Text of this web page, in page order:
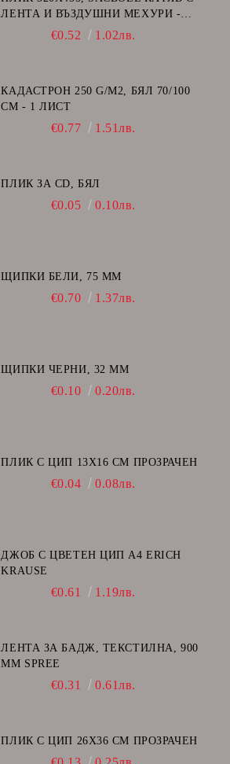
ЛЕНТА И ВЪЗДУШНИ МЕХУРИ -
€0.52 1.02лв.
КАДАСТРОН 250 G/M2, БЯЛ 70/100
СМ - 1 ЛИСТ
€0.77 1.51лв.
ПЛИК ЗА CD, БЯЛ
€0.05 0.10лв.
ЩИПКИ БЕЛИ, 75 ММ
€0.70 1.37лв.
ЩИПКИ ЧЕРНИ, 32 ММ
€0.10 0.20лв.
ПЛИК С ЦИП 13X16 CM ПРОЗРАЧЕН
€0.04 0.08лв.
ДЖОБ С ЦВЕТЕН ЦИП А4 ERICH
KRAUSE
€0.61 1.19лв.
ЛЕНТА ЗА БАДЖ, ТЕКСТИЛНА, 900
ММ SPREE
€0.31 0.61лв.
ПЛИК С ЦИП 26X36 CM ПРОЗРАЧЕН